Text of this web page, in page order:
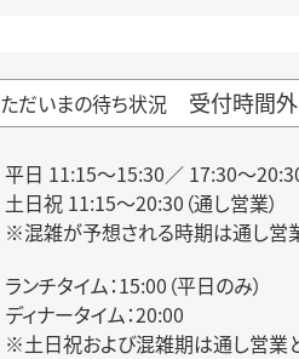
ただいまの待ち状況 受付時間外
平日 11:15～15:30／ 17:30～
土日祝 11:15～20:30（通し営業）
※混雑が予想される時期は通し営
ランチタイム：15:00（平日のみ）
ディナータイム：20:00
※土日祝および混雑期は通し営業